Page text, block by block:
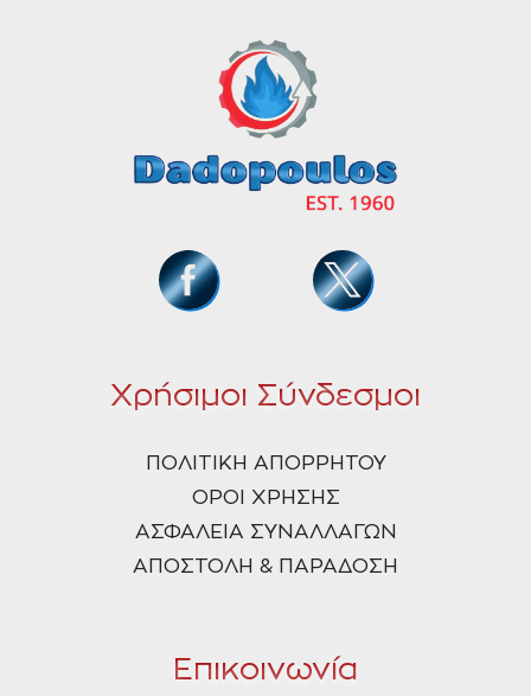
Χρήσιμοι Σύνδεσμοι
ΠΟΛΙΤΙΚΗ ΑΠΟΡΡΗΤΟΥ
ΟΡΟΙ ΧΡΗΣΗΣ
ΑΣΦΑΛΕΙΑ ΣΥΝΑΛΛΑΓΩΝ
ΑΠΟΣΤΟΛΗ & ΠΑΡΑΔΟΣΗ
Επικοινωνία